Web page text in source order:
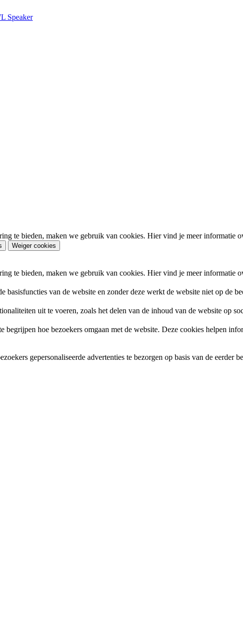
Speaker
te bieden, maken we gebruik van cookies. Hier vind je meer informatie
Weiger cookies
te bieden, maken we gebruik van cookies. Hier vind je meer informatie
van de website en zonder deze werkt de website niet op de
uit te voeren, zoals het delen van de inhoud van de website op
hoe bezoekers omgaan met de website. Deze cookies helpen
gepersonaliseerde advertenties te bezorgen op basis van de eerder